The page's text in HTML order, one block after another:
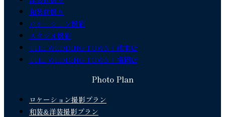
和装前撮り
ロケーション撮影
スタジオ撮影
THE WEDDING TOWN｜熊本店
THE WEDDING TOWN｜福岡店
Photo Plan
ロケーション撮影プラン
和装&洋装撮影プラン